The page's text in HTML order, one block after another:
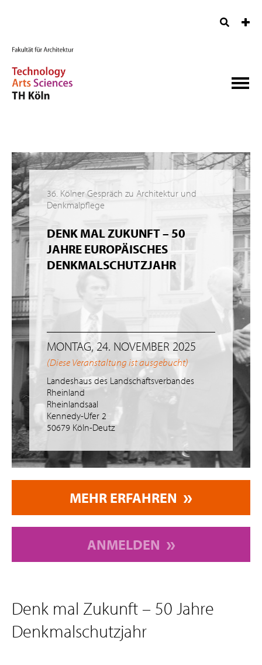
36. Kölner Gespräch zu Architektur und
Denkmalpflege
DENK MAL ZUKUNFT – 50
JAHRE EUROPÄISCHES
DENKMALSCHUTZJAHR
MONTAG, 24. NOVEMBER 2025
(Diese Veranstaltung ist ausgebucht)
Landeshaus des Landschaftsverbandes
Rheinland
Rheinlandsaal
Kennedy-Ufer 2
50679 Köln-Deutz
MEHR ERFAHREN
ANMELDEN
Denk mal Zukunft – 50 Jahre
Denkmalschutzjahr